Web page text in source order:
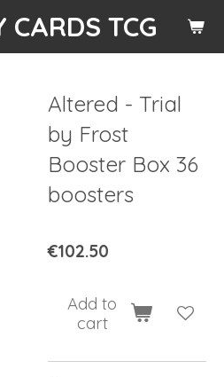
CARDS TCG
Altered - Trial
by Frost
Booster Box 36
boosters
€102.50
Add to
cart